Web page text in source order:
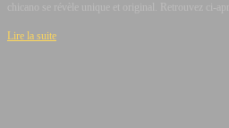
chicano se révèle unique et original. Retrouvez ci-
Lire la suite